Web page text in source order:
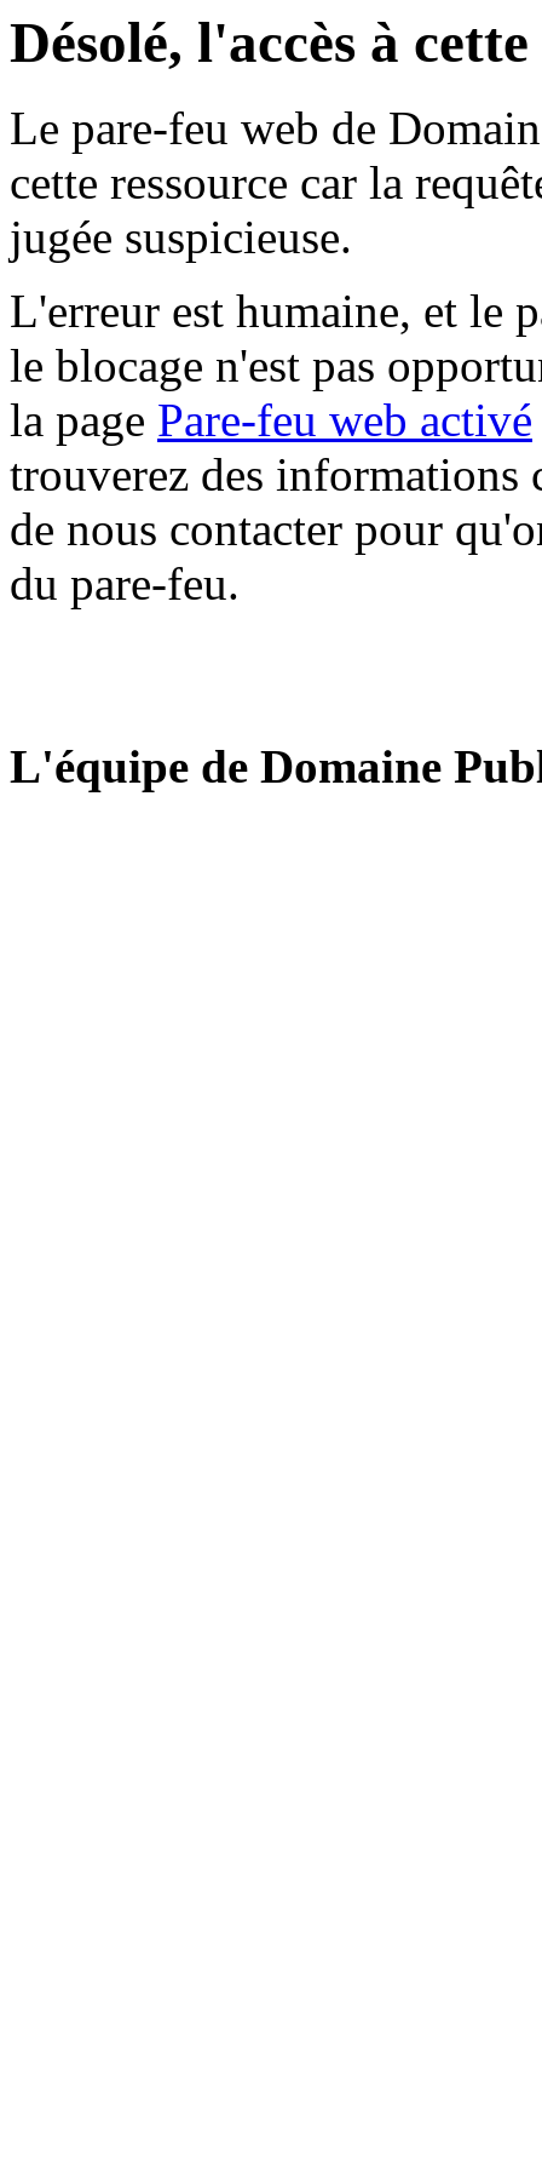
Désolé, l'accès à
Le pare-feu web de
cette ressource car la
jugée suspicieuse.
L'erreur est humaine, et le
le blocage n'est pas
la page Pare-feu web activé
trouverez des informations
de nous contacter pour
du pare-feu.
L'équipe de Domaine